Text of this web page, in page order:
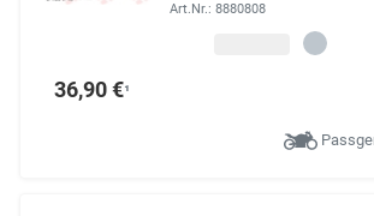
Art.Nr.: 8880808
36,90 €¹